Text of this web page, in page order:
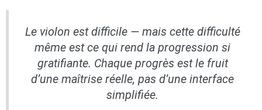
Le violon est difficile — mais cette difficulté
même est ce qui rend la progression si
gratifiante. Chaque progrès est le fruit
d’une maîtrise réelle, pas d’une interface
simplifiée.